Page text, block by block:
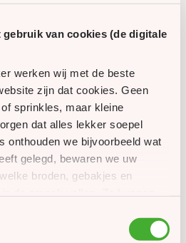
gebruik van cookies (de digitale
werken wij met de beste
zijn dat cookies. Geen
sprinkles, maar kleine
dat alles lekker soepel
onthouden we bijvoorbeeld wat
gelegd, bewaren we uw
broden, gebakjes en
gebruiken we
combineren met een
en niet aan de
bijgeleverd
brief worden los meegeleverd